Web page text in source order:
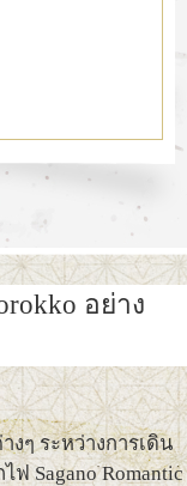
อย่าง
ๆ ระหว่างการเดิน
ฟ Sagano Romantic